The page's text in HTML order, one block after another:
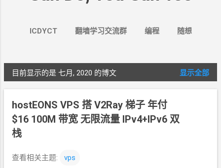
ICDYCT 翻墙学习交流群 编程 随想
博
目前显示的是 七月, 2020 的博文 显示全部
hostEONS VPS 搭 V2Ray 梯子 年付
$16 100M 带宽 无限流量 IPv4+IPv6 双
栈
查看相关主题: vps